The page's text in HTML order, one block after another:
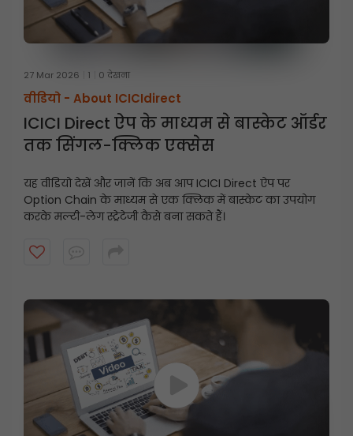
27 Mar 2026 1 0 देखना
वीडियो - About ICICIdirect
ICICI Direct ऐप के माध्यम से बास्केट ऑर्डर
तक सिंगल-क्लिक एक्सेस
यह वीडियो देखें और जानें कि अब आप ICICI Direct ऐप पर
Option Chain के माध्यम से एक क्लिक में बास्केट का उपयोग
करके मल्टी-लेग स्ट्रेटेजी कैसे बना सकते हैं।